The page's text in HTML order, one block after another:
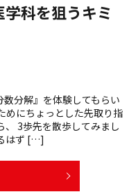
科を狙うキミ
分解』を体験してもらい
めにちょっとした先取り指
、 3歩先を散歩してみまし
はず […]